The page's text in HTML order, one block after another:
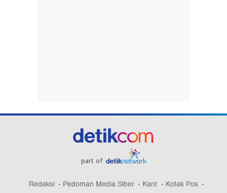
part of
Redaksi Pedoman Media Siber Karir
Kotak Pos